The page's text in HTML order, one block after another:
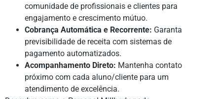
comunidade de profissionais e clientes para
engajamento e crescimento mútuo.
Cobrança Automática e Recorrente: Garanta
previsibilidade de receita com sistemas de
pagamento automatizados.
Acompanhamento Direto: Mantenha contato
próximo com cada aluno/cliente para um
atendimento de excelência.